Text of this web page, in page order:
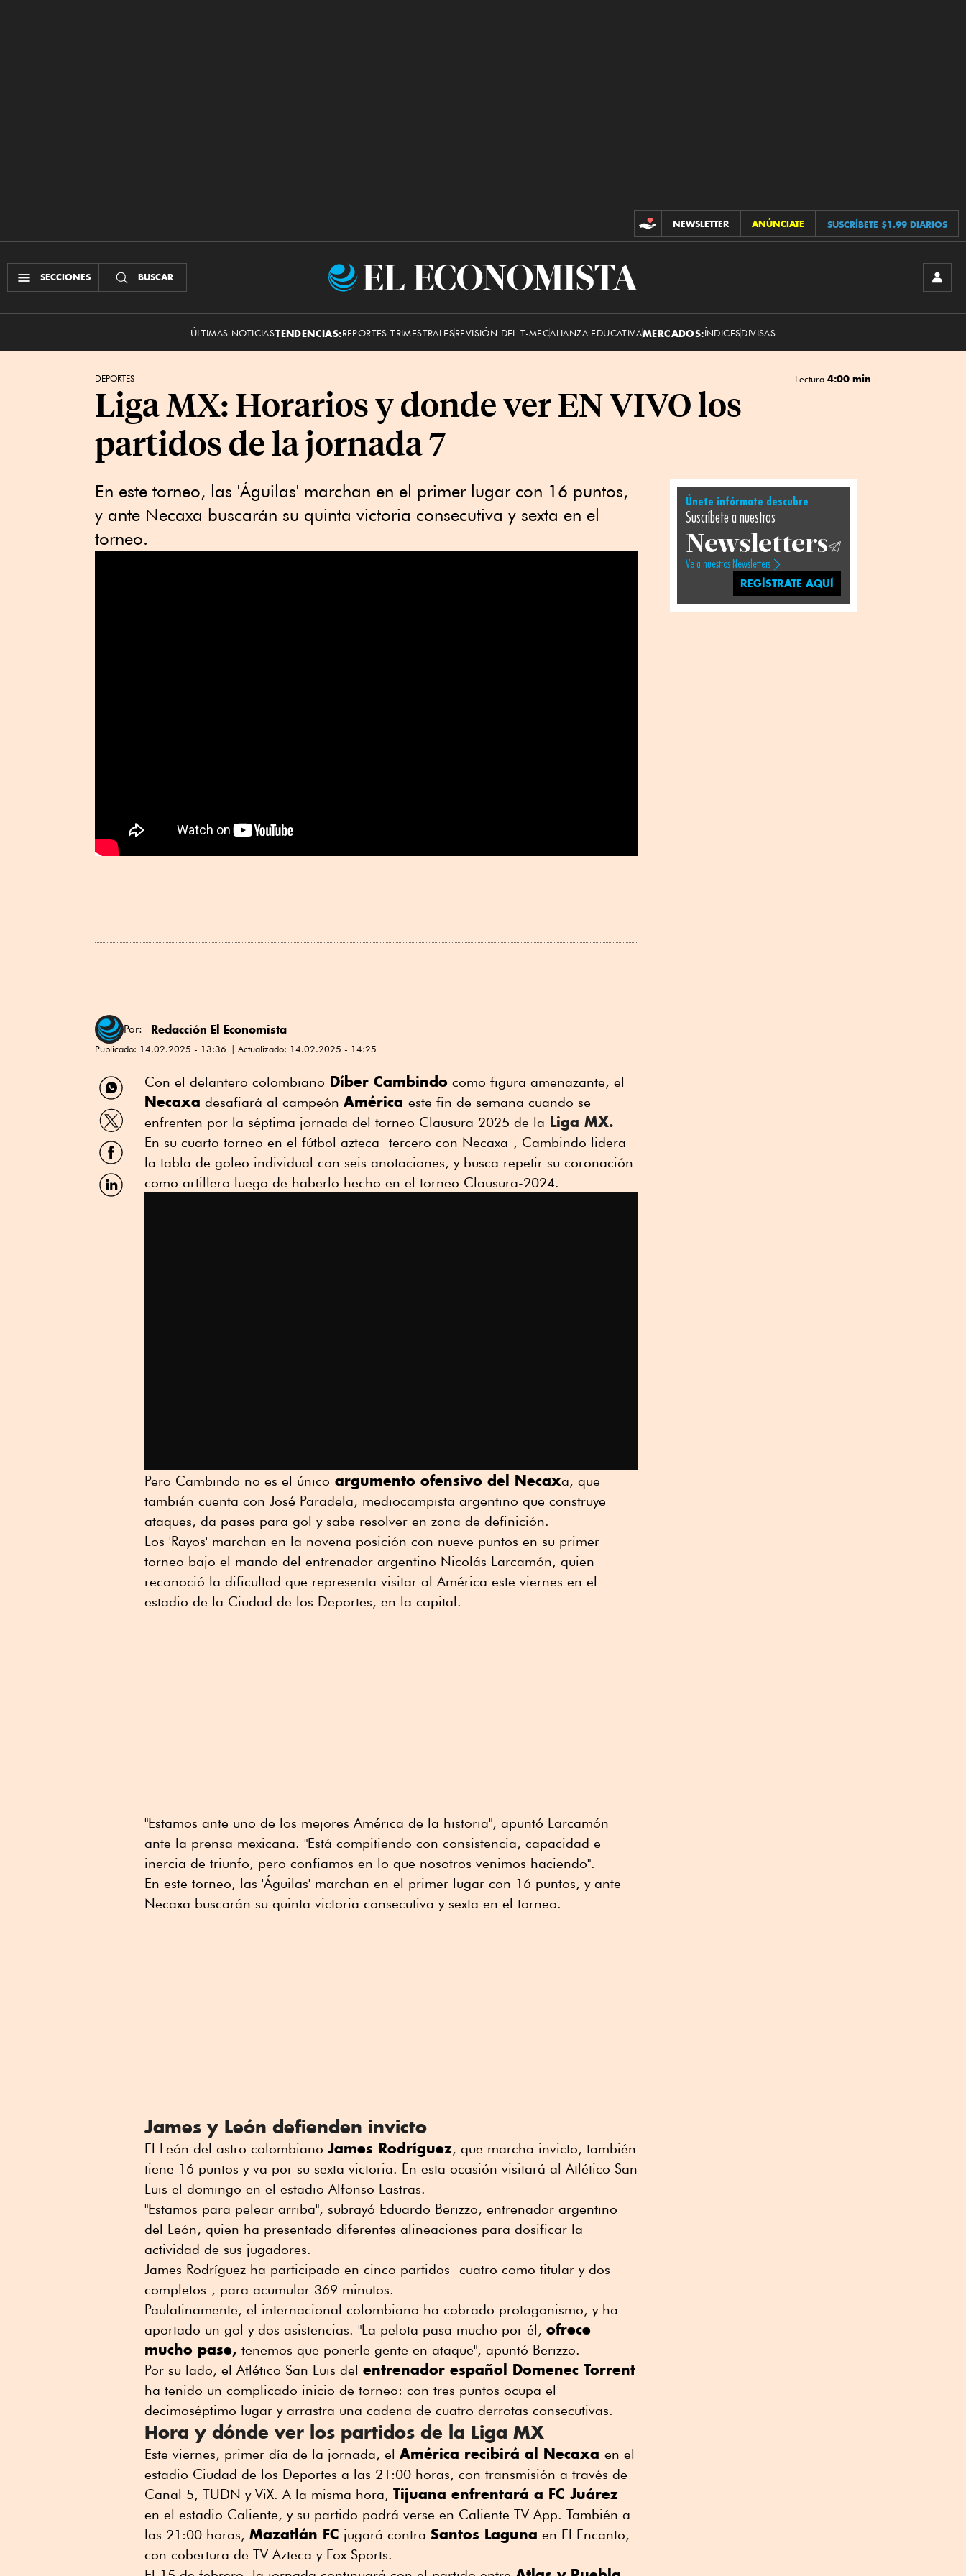
CONTRIBUCIONES
NEWSLETTER ANÚNCIATE SUSCRÍBETE $1.99 DIARIOS
SECCIONES BUSCAR
El
ÚLTIMAS NOTICIASTENDENCIAS:REPORTES TRIMESTRALESREVISIÓN DEL T-MECALIANZA EDUCATIVAMERCADOS:ÍNDICESDIVISAS
DEPORTES Lectura 4:00 min
Liga MX: Horarios y donde ver EN VIVO los
partidos de la jornada 7
En este torneo, las 'Águilas' marchan en el primer lugar con 16 puntos,
y ante Necaxa buscarán su quinta victoria consecutiva y sexta en el
torneo.
Por: Redacción El Economista
Publicado: 14.02.2025 - 13:36 Actualizado: 14.02.2025 - 14:25
Compartir
por
WhatsApp
Compartir
por
Twitter
Compartir
por
Facebook
Compartir
por
Con el delantero colombiano Díber Cambindo como figura amenazante, el
Necaxa desafiará al campeón América este fin de semana cuando se
enfrenten por la séptima jornada del torneo Clausura 2025 de la Liga MX.
En su cuarto torneo en el fútbol azteca -tercero con Necaxa-, Cambindo lidera
la tabla de goleo individual con seis anotaciones, y busca repetir su coronación
como artillero luego de haberlo hecho en el torneo Clausura-2024.
Pero Cambindo no es el único argumento ofensivo del Necaxa, que
también cuenta con José Paradela, mediocampista argentino que construye
ataques, da pases para gol y sabe resolver en zona de definición.
Los 'Rayos' marchan en la novena posición con nueve puntos en su primer
torneo bajo el mando del entrenador argentino Nicolás Larcamón, quien
reconoció la dificultad que representa visitar al América este viernes en el
estadio de la Ciudad de los Deportes, en la capital.
"Estamos ante uno de los mejores América de la historia", apuntó Larcamón
ante la prensa mexicana. "Está compitiendo con consistencia, capacidad e
inercia de triunfo, pero confiamos en lo que nosotros venimos haciendo".
En este torneo, las 'Águilas' marchan en el primer lugar con 16 puntos, y ante
Necaxa buscarán su quinta victoria consecutiva y sexta en el torneo.
James y León defienden invicto
El León del astro colombiano James Rodríguez, que marcha invicto, también
tiene 16 puntos y va por su sexta victoria. En esta ocasión visitará al Atlético San
Luis el domingo en el estadio Alfonso Lastras.
"Estamos para pelear arriba", subrayó Eduardo Berizzo, entrenador argentino
del León, quien ha presentado diferentes alineaciones para dosificar la
actividad de sus jugadores.
James Rodríguez ha participado en cinco partidos -cuatro como titular y dos
completos-, para acumular 369 minutos.
Paulatinamente, el internacional colombiano ha cobrado protagonismo, y ha
aportado un gol y dos asistencias. "La pelota pasa mucho por él, ofrece
mucho pase, tenemos que ponerle gente en ataque", apuntó Berizzo.
Por su lado, el Atlético San Luis del entrenador español Domenec Torrent
ha tenido un complicado inicio de torneo: con tres puntos ocupa el
decimoséptimo lugar y arrastra una cadena de cuatro derrotas consecutivas.
Hora y dónde ver los partidos de la Liga MX
Este viernes, primer día de la jornada, el América recibirá al Necaxa en el
estadio Ciudad de los Deportes a las 21:00 horas, con transmisión a través de
Canal 5, TUDN y ViX. A la misma hora, Tijuana enfrentará a FC Juárez
en el estadio Caliente, y su partido podrá verse en Caliente TV App. También a
las 21:00 horas, Mazatlán FC jugará contra Santos Laguna en El Encanto,
con cobertura de TV Azteca y Fox Sports.
Únete infórmate descubre
Suscríbete a nuestros
Newsletters
Ve a nuestros Newsletters
REGÍSTRATE AQUÍ